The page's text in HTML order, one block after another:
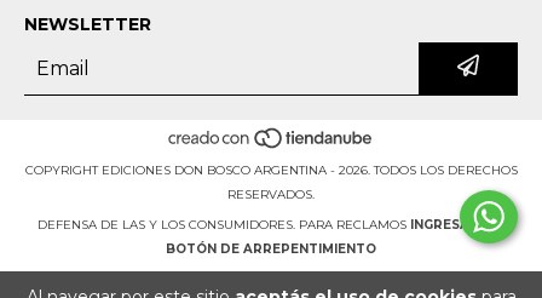
NEWSLETTER
COPYRIGHT EDICIONES DON BOSCO ARGENTINA - 2026. TODOS LOS DERECHOS
RESERVADOS.
DEFENSA DE LAS Y LOS CONSUMIDORES. PARA RECLAMOS INGRESÁ ACÁ.
BOTÓN DE ARREPENTIMIENTO